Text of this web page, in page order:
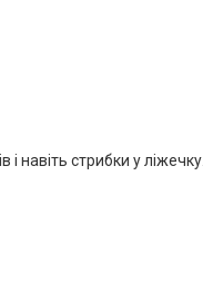
навіть стрибки у ліжечку.